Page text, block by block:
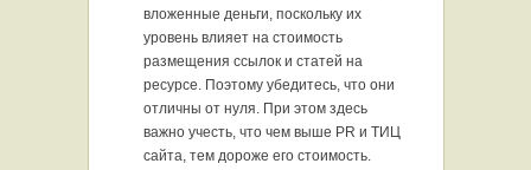
вложенные деньги, поскольку их
уровень влияет на стоимость
размещения ссылок и статей на
ресурсе. Поэтому убедитесь, что они
отличны от нуля. При этом здесь
важно учесть, что чем выше PR и ТИЦ
сайта, тем дороже его стоимость.